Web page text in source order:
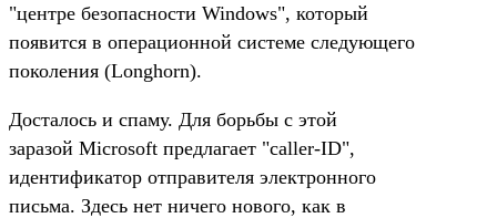
"центре безопасности Windows", который
появится в операционной системе следующего
поколения (Longhorn).
Досталось и спаму. Для борьбы с этой
заразой Microsoft предлагает "caller-ID",
идентификатор отправителя электронного
письма. Здесь нет ничего нового, как в